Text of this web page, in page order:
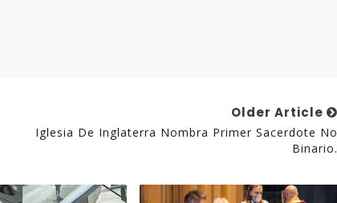
Older Article
Iglesia De Inglaterra Nombra Primer Sacerdote No
Binario.